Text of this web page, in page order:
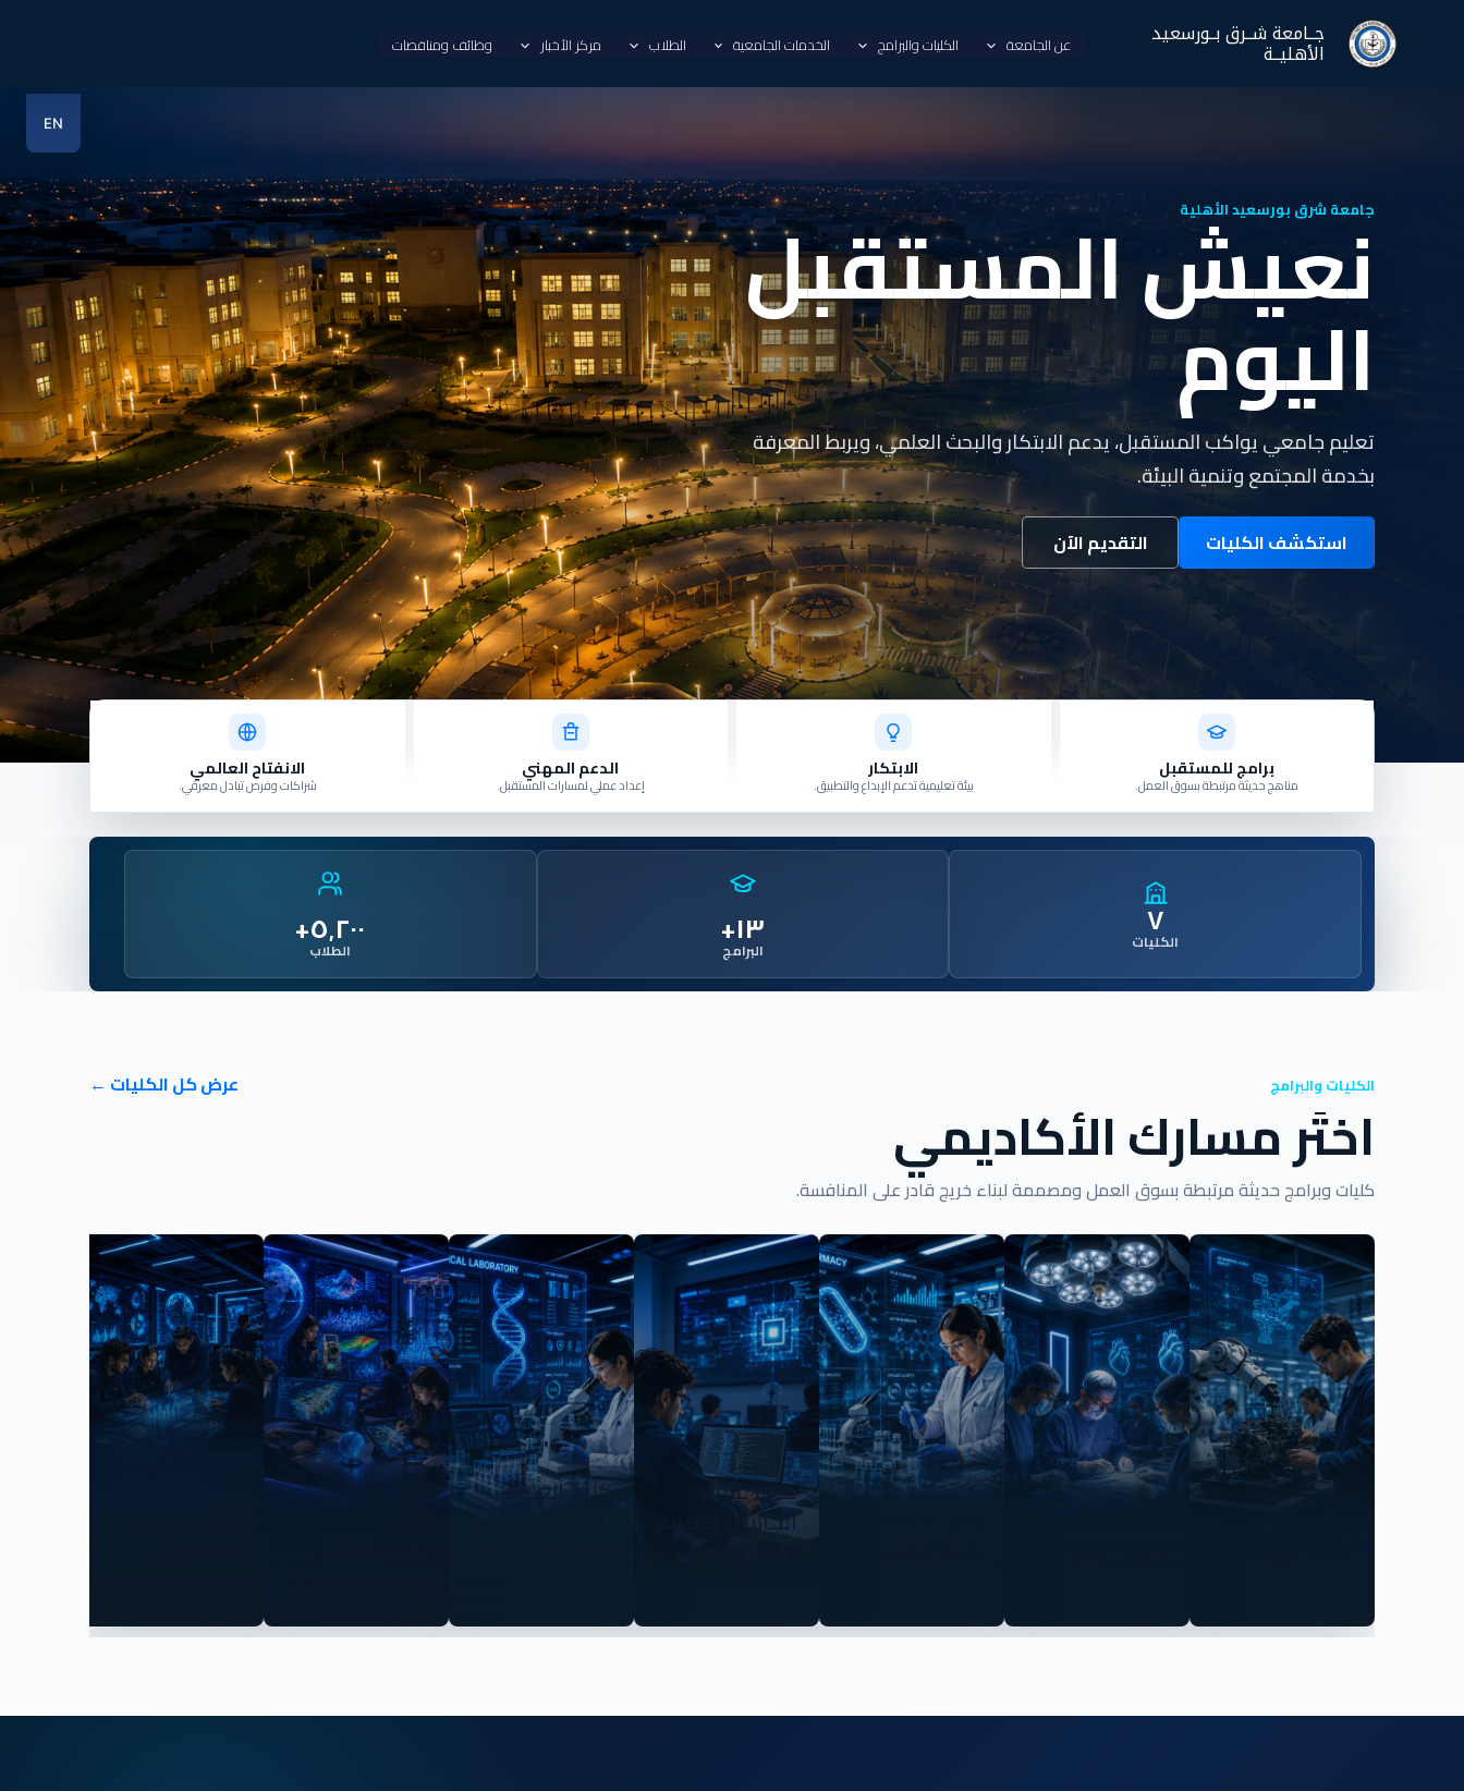
جــامعة شــرق بــورسعيد
الأهليــة عن الجامعة الكليات والبرامج الخدمات الجامعية الطلاب مركز الأخبار وظائف ومناقصات
جامعة شرق بورسعيد الأهلية
نعيش المستقبل
اليوم
تعليم جامعي يواكب المستقبل، يدعم الابتكار والبحث العلمي، ويربط المعرفة
بخدمة المجتمع وتنمية البيئة.
استكشف الكليات التقديم الآن
برامج للمستقبل
مناهج حديثة مرتبطة بسوق العمل.
الابتكار
بيئة تعليمية تدعم الإبداع والتطبيق.
الدعم المهني
إعداد عملي لمسارات المستقبل.
الانفتاح العالمي
شراكات وفرص تبادل معرفي.
الكليات والبرامج
اختَر مسارك الأكاديمي
كليات وبرامج حديثة مرتبطة بسوق العمل ومصممة لبناء خريج قادر على المنافسة.
عرض كل الكليات ←
كلية علوم
الحاسب وتقنية
كلية العلوم
EN